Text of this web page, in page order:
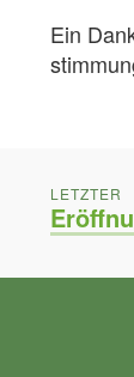
Ein
LETZTER